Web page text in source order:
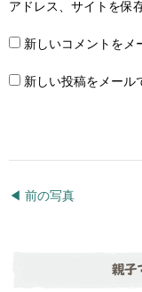
アドレス、サイトを保
新しいコメントをメ
新しい投稿をメール
◀︎ 前の写真
親子